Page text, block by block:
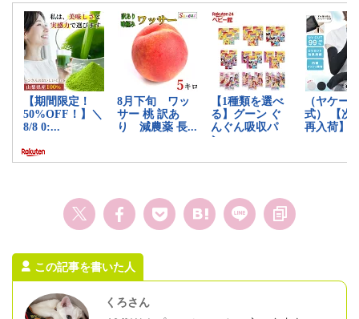
この記事を書いた人
くろさん